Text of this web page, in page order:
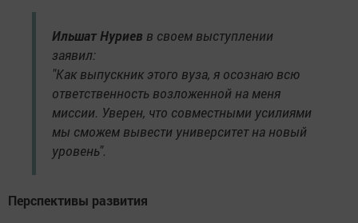
Ильшат Нуриев в своем выступлении
заявил:
"Как выпускник этого вуза, я осознаю всю
ответственность возложенной на меня
миссии. Уверен, что совместными усилиями
мы сможем вывести университет на новый
уровень".
Перспективы развития